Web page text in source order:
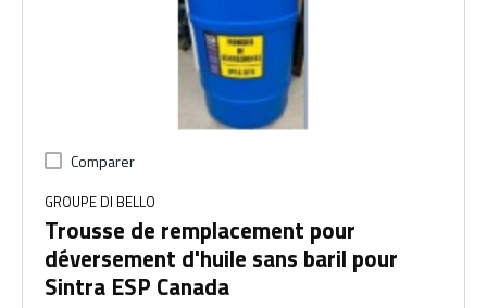
Comparer
GROUPE DI BELLO
Trousse de remplacement pour
déversement d'huile sans baril pour
Sintra ESP Canada